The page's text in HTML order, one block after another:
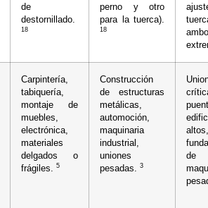
de
destornillado.
18
perno y otro
para la tuerca).
18
Carpintería,
tabiquería,
montaje de
muebles,
electrónica,
materiales
delgados o
frágiles. 5
Construcción
de estructuras
metálicas,
automoción,
maquinaria
industrial,
uniones
pesadas. 3
altos,
de